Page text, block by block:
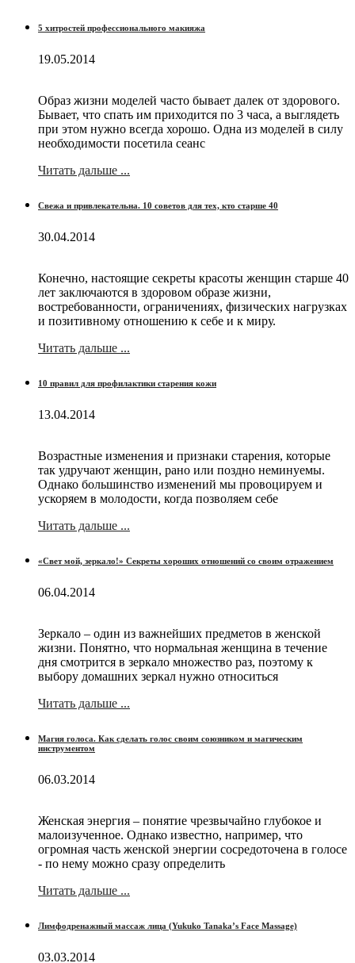
5 хитростей профессионального макияжа
19.05.2014
Образ жизни моделей часто бывает далек от здорового.
Бывает, что спать им приходится по 3 часа, а выглядеть
при этом нужно всегда хорошо. Одна из моделей в силу
необходимости посетила сеанс
Читать дальше ...
Свежа и привлекательна. 10 советов для тех, кто старше 40
30.04.2014
Конечно, настоящие секреты красоты женщин старше 40
лет заключаются в здоровом образе жизни,
востребованности, ограничениях, физических нагрузках
и позитивному отношению к себе и к миру.
Читать дальше ...
10 правил для профилактики старения кожи
13.04.2014
Возрастные изменения и признаки старения, которые
так удручают женщин, рано или поздно неминуемы.
Однако большинство изменений мы провоцируем и
ускоряем в молодости, когда позволяем себе
Читать дальше ...
«Свет мой, зеркало!» Секреты хороших отношений со своим отражением
06.04.2014
Зеркало – один из важнейших предметов в женской
жизни. Понятно, что нормальная женщина в течение
дня смотрится в зеркало множество раз, поэтому к
выбору домашних зеркал нужно относиться
Читать дальше ...
Магия голоса. Как сделать голос своим союзником и магическим
инструментом
06.03.2014
Женская энергия – понятие чрезвычайно глубокое и
малоизученное. Однако известно, например, что
огромная часть женской энергии сосредоточена в голосе
- по нему можно сразу определить
Читать дальше ...
Лимфодренажный массаж лица (Yukuko Tanaka’s Face Massage)
03.03.2014